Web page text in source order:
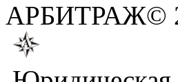
АРБИТРАЖ©